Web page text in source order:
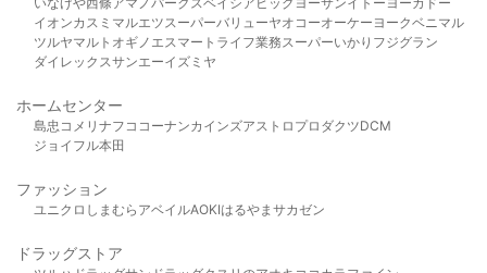
イオンカスミ マルエツスーパーバリューヤオコーオーケー ヨークベニマル
ツルヤマルト オギノ エスマート ライフ業務スーパーいかり フジグラン
ダイレックスサンエーイズミヤ
ホームセンター
島忠 コメリ ナフコ コーナンカインズアストロプロダクツDCM
ジョイフル本田
ファッション
ユニクロ しまむら アベイルAOKIはるやま サカゼン
ドラッグストア